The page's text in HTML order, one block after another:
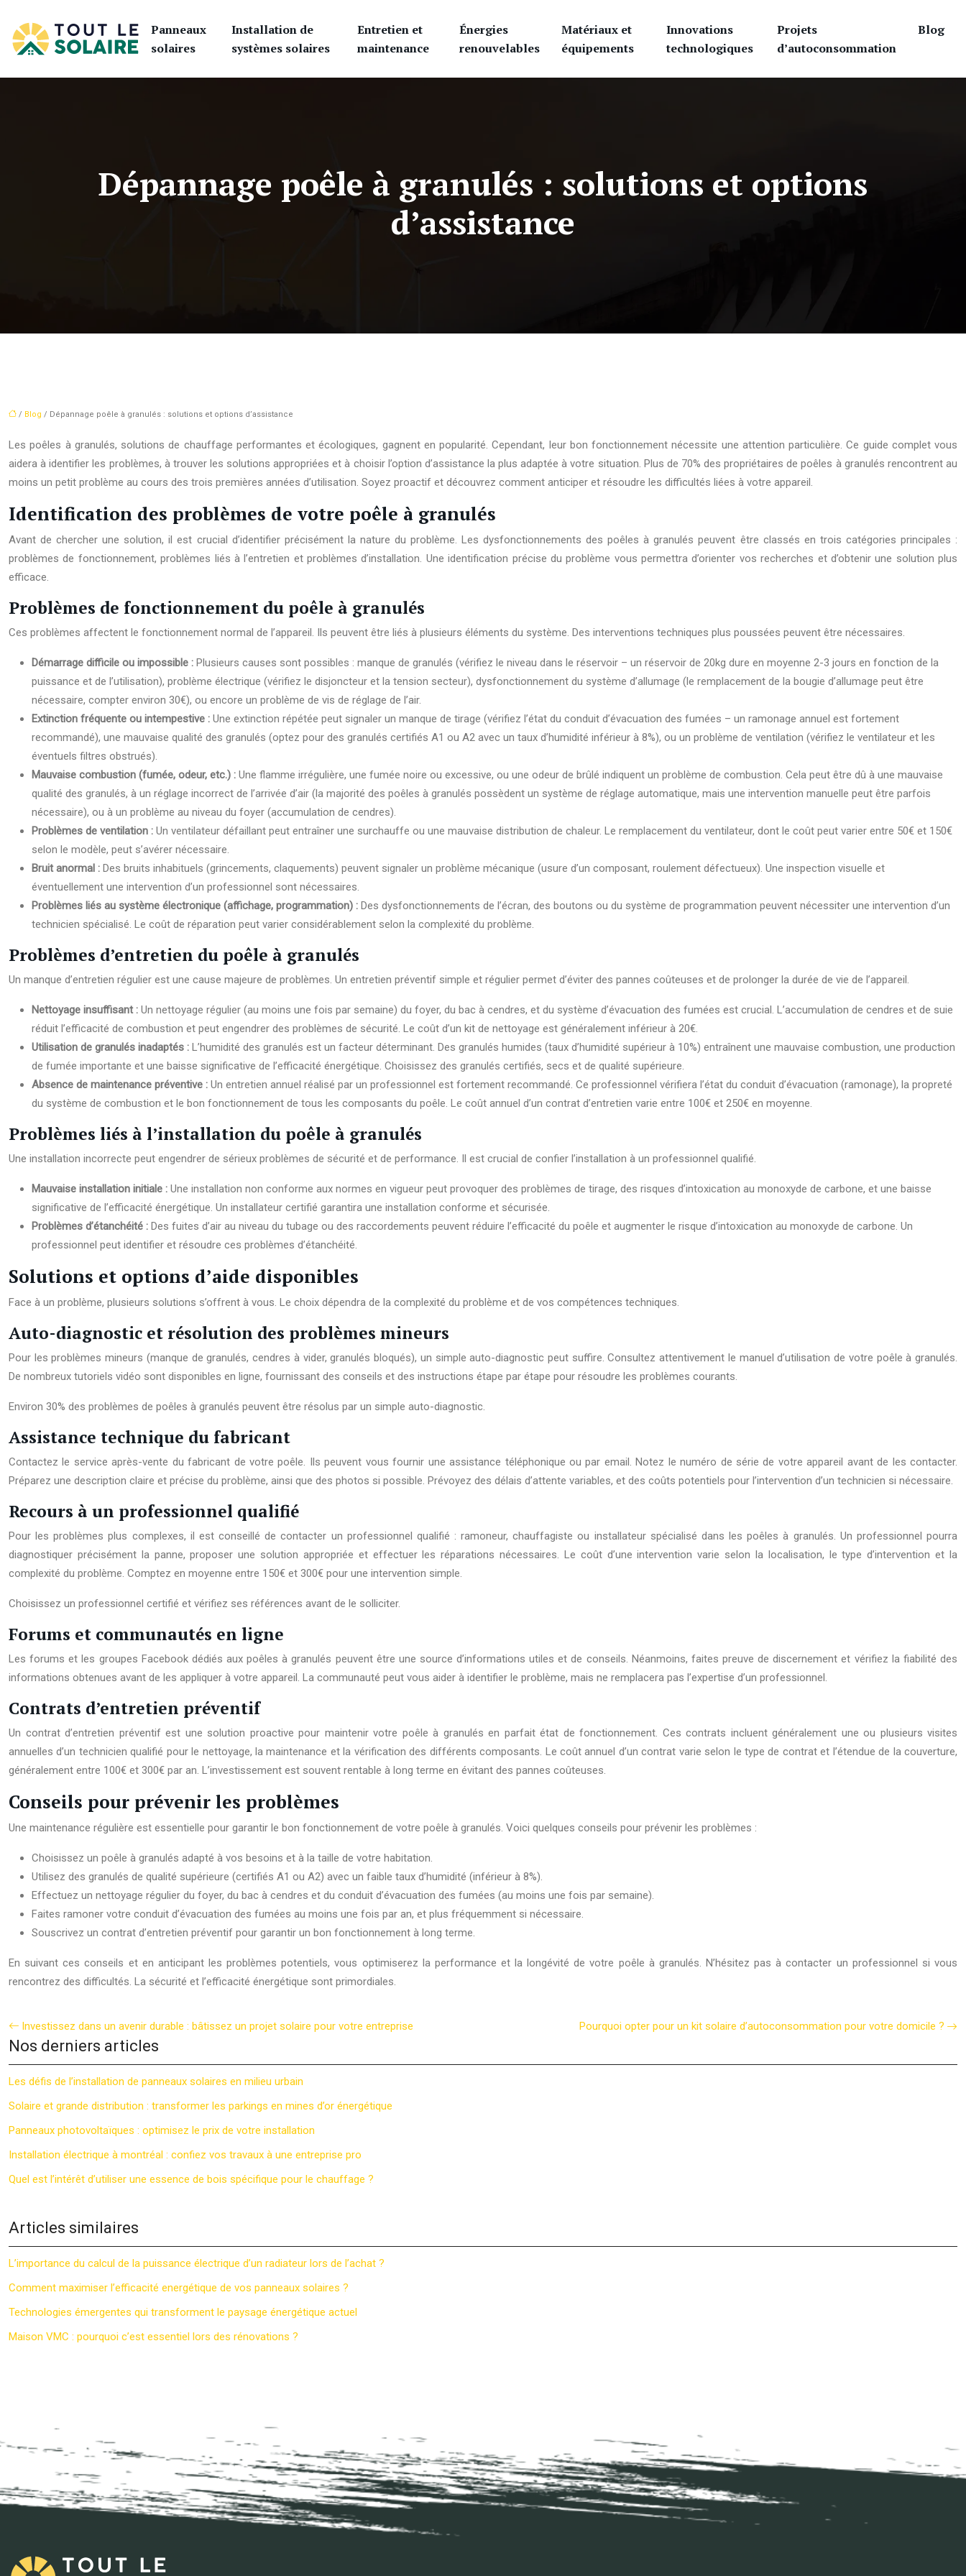
Panneaux
solaires
Installation de
systèmes solaires
Entretien et
maintenance
Énergies
renouvelables
Matériaux et
équipements
Innovations
technologiques
Projets
d’autoconsommation
Blog
Dépannage poêle à granulés : solutions et options
d’assistance
/ Blog / Dépannage poêle à granulés : solutions et options d’assistance
Les poêles à granulés, solutions de chauffage performantes et écologiques, gagnent en popularité. Cependant, leur bon fonctionnement nécessite une attention particulière. Ce guide complet vous
aidera à identifier les problèmes, à trouver les solutions appropriées et à choisir l’option d’assistance la plus adaptée à votre situation. Plus de 70% des propriétaires de poêles à granulés rencontrent au
moins un petit problème au cours des trois premières années d’utilisation. Soyez proactif et découvrez comment anticiper et résoudre les difficultés liées à votre appareil.
Identification des problèmes de votre poêle à granulés
Avant de chercher une solution, il est crucial d’identifier précisément la nature du problème. Les dysfonctionnements des poêles à granulés peuvent être classés en trois catégories principales :
problèmes de fonctionnement, problèmes liés à l’entretien et problèmes d’installation. Une identification précise du problème vous permettra d’orienter vos recherches et d’obtenir une solution plus
efficace.
Problèmes de fonctionnement du poêle à granulés
Ces problèmes affectent le fonctionnement normal de l’appareil. Ils peuvent être liés à plusieurs éléments du système. Des interventions techniques plus poussées peuvent être nécessaires.
Démarrage difficile ou impossible : Plusieurs causes sont possibles : manque de granulés (vérifiez le niveau dans le réservoir – un réservoir de 20kg dure en moyenne 2-3 jours en fonction de la
puissance et de l’utilisation), problème électrique (vérifiez le disjoncteur et la tension secteur), dysfonctionnement du système d’allumage (le remplacement de la bougie d’allumage peut être
nécessaire, compter environ 30€), ou encore un problème de vis de réglage de l’air.
Extinction fréquente ou intempestive : Une extinction répétée peut signaler un manque de tirage (vérifiez l’état du conduit d’évacuation des fumées – un ramonage annuel est fortement
recommandé), une mauvaise qualité des granulés (optez pour des granulés certifiés A1 ou A2 avec un taux d’humidité inférieur à 8%), ou un problème de ventilation (vérifiez le ventilateur et les
éventuels filtres obstrués).
Mauvaise combustion (fumée, odeur, etc.) : Une flamme irrégulière, une fumée noire ou excessive, ou une odeur de brûlé indiquent un problème de combustion. Cela peut être dû à une mauvaise
qualité des granulés, à un réglage incorrect de l’arrivée d’air (la majorité des poêles à granulés possèdent un système de réglage automatique, mais une intervention manuelle peut être parfois
nécessaire), ou à un problème au niveau du foyer (accumulation de cendres).
Problèmes de ventilation : Un ventilateur défaillant peut entraîner une surchauffe ou une mauvaise distribution de chaleur. Le remplacement du ventilateur, dont le coût peut varier entre 50€ et 150€
selon le modèle, peut s’avérer nécessaire.
Bruit anormal : Des bruits inhabituels (grincements, claquements) peuvent signaler un problème mécanique (usure d’un composant, roulement défectueux). Une inspection visuelle et
éventuellement une intervention d’un professionnel sont nécessaires.
Problèmes liés au système électronique (affichage, programmation) : Des dysfonctionnements de l’écran, des boutons ou du système de programmation peuvent nécessiter une intervention d’un
technicien spécialisé. Le coût de réparation peut varier considérablement selon la complexité du problème.
Problèmes d’entretien du poêle à granulés
Un manque d’entretien régulier est une cause majeure de problèmes. Un entretien préventif simple et régulier permet d’éviter des pannes coûteuses et de prolonger la durée de vie de l’appareil.
Nettoyage insuffisant : Un nettoyage régulier (au moins une fois par semaine) du foyer, du bac à cendres, et du système d’évacuation des fumées est crucial. L’accumulation de cendres et de suie
réduit l’efficacité de combustion et peut engendrer des problèmes de sécurité. Le coût d’un kit de nettoyage est généralement inférieur à 20€.
Utilisation de granulés inadaptés : L’humidité des granulés est un facteur déterminant. Des granulés humides (taux d’humidité supérieur à 10%) entraînent une mauvaise combustion, une production
de fumée importante et une baisse significative de l’efficacité énergétique. Choisissez des granulés certifiés, secs et de qualité supérieure.
Absence de maintenance préventive : Un entretien annuel réalisé par un professionnel est fortement recommandé. Ce professionnel vérifiera l’état du conduit d’évacuation (ramonage), la propreté
du système de combustion et le bon fonctionnement de tous les composants du poêle. Le coût annuel d’un contrat d’entretien varie entre 100€ et 250€ en moyenne.
Problèmes liés à l’installation du poêle à granulés
Une installation incorrecte peut engendrer de sérieux problèmes de sécurité et de performance. Il est crucial de confier l’installation à un professionnel qualifié.
Mauvaise installation initiale : Une installation non conforme aux normes en vigueur peut provoquer des problèmes de tirage, des risques d’intoxication au monoxyde de carbone, et une baisse
significative de l’efficacité énergétique. Un installateur certifié garantira une installation conforme et sécurisée.
Problèmes d’étanchéité : Des fuites d’air au niveau du tubage ou des raccordements peuvent réduire l’efficacité du poêle et augmenter le risque d’intoxication au monoxyde de carbone. Un
professionnel peut identifier et résoudre ces problèmes d’étanchéité.
Solutions et options d’aide disponibles
Face à un problème, plusieurs solutions s’offrent à vous. Le choix dépendra de la complexité du problème et de vos compétences techniques.
Auto-diagnostic et résolution des problèmes mineurs
Pour les problèmes mineurs (manque de granulés, cendres à vider, granulés bloqués), un simple auto-diagnostic peut suffire. Consultez attentivement le manuel d’utilisation de votre poêle à granulés.
De nombreux tutoriels vidéo sont disponibles en ligne, fournissant des conseils et des instructions étape par étape pour résoudre les problèmes courants.
Environ 30% des problèmes de poêles à granulés peuvent être résolus par un simple auto-diagnostic.
Assistance technique du fabricant
Contactez le service après-vente du fabricant de votre poêle. Ils peuvent vous fournir une assistance téléphonique ou par email. Notez le numéro de série de votre appareil avant de les contacter.
Préparez une description claire et précise du problème, ainsi que des photos si possible. Prévoyez des délais d’attente variables, et des coûts potentiels pour l’intervention d’un technicien si nécessaire.
Recours à un professionnel qualifié
Pour les problèmes plus complexes, il est conseillé de contacter un professionnel qualifié : ramoneur, chauffagiste ou installateur spécialisé dans les poêles à granulés. Un professionnel pourra
diagnostiquer précisément la panne, proposer une solution appropriée et effectuer les réparations nécessaires. Le coût d’une intervention varie selon la localisation, le type d’intervention et la
complexité du problème. Comptez en moyenne entre 150€ et 300€ pour une intervention simple.
Choisissez un professionnel certifié et vérifiez ses références avant de le solliciter.
Forums et communautés en ligne
Les forums et les groupes Facebook dédiés aux poêles à granulés peuvent être une source d’informations utiles et de conseils. Néanmoins, faites preuve de discernement et vérifiez la fiabilité des
informations obtenues avant de les appliquer à votre appareil. La communauté peut vous aider à identifier le problème, mais ne remplacera pas l’expertise d’un professionnel.
Contrats d’entretien préventif
Un contrat d’entretien préventif est une solution proactive pour maintenir votre poêle à granulés en parfait état de fonctionnement. Ces contrats incluent généralement une ou plusieurs visites
annuelles d’un technicien qualifié pour le nettoyage, la maintenance et la vérification des différents composants. Le coût annuel d’un contrat varie selon le type de contrat et l’étendue de la couverture,
généralement entre 100€ et 300€ par an. L’investissement est souvent rentable à long terme en évitant des pannes coûteuses.
Conseils pour prévenir les problèmes
Une maintenance régulière est essentielle pour garantir le bon fonctionnement de votre poêle à granulés. Voici quelques conseils pour prévenir les problèmes :
Choisissez un poêle à granulés adapté à vos besoins et à la taille de votre habitation.
Utilisez des granulés de qualité supérieure (certifiés A1 ou A2) avec un faible taux d’humidité (inférieur à 8%).
Effectuez un nettoyage régulier du foyer, du bac à cendres et du conduit d’évacuation des fumées (au moins une fois par semaine).
Faites ramoner votre conduit d’évacuation des fumées au moins une fois par an, et plus fréquemment si nécessaire.
Souscrivez un contrat d’entretien préventif pour garantir un bon fonctionnement à long terme.
En suivant ces conseils et en anticipant les problèmes potentiels, vous optimiserez la performance et la longévité de votre poêle à granulés. N’hésitez pas à contacter un professionnel si vous
rencontrez des difficultés. La sécurité et l’efficacité énergétique sont primordiales.
Investissez dans un avenir durable : bâtissez un projet solaire pour votre entreprise Pourquoi opter pour un kit solaire d’autoconsommation pour votre domicile ?
Nos derniers articles
Les défis de l’installation de panneaux solaires en milieu urbain
Solaire et grande distribution : transformer les parkings en mines d’or énergétique
Panneaux photovoltaïques : optimisez le prix de votre installation
Installation électrique à montréal : confiez vos travaux à une entreprise pro
Quel est l’intérêt d’utiliser une essence de bois spécifique pour le chauffage ?
Articles similaires
L’importance du calcul de la puissance électrique d’un radiateur lors de l’achat ?
Comment maximiser l’efficacité energétique de vos panneaux solaires ?
Technologies émergentes qui transforment le paysage énergétique actuel
Maison VMC : pourquoi c’est essentiel lors des rénovations ?